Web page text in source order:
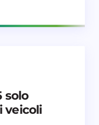
browser
solo
veicoli